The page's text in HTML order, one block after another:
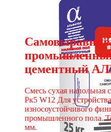
цементный
Смесь сухая
Рк5 W12 Для
износоустойчивого
промышленного пола.
мм.